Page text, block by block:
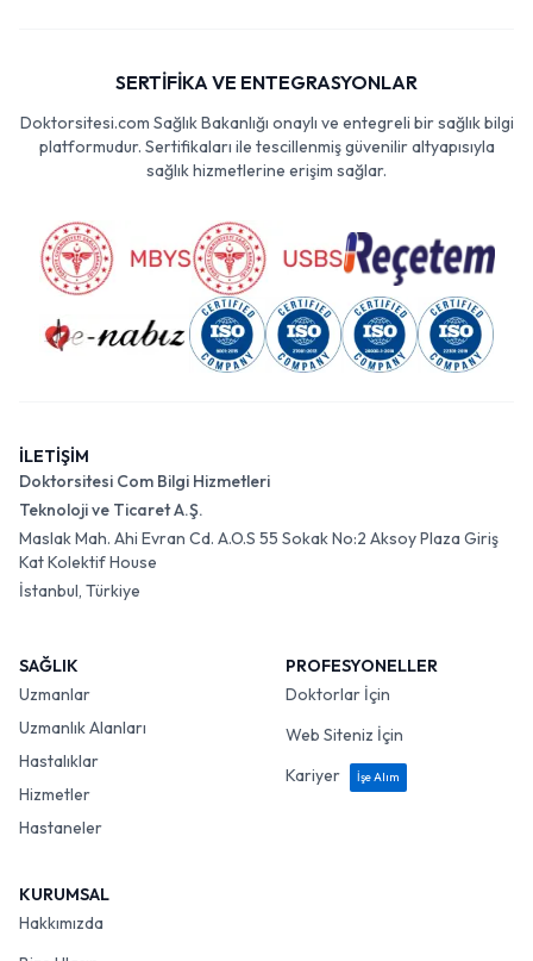
SERTİFİKA VE ENTEGRASYONLAR
Doktorsitesi.com Sağlık Bakanlığı onaylı ve entegreli bir sağlık bilgi
platformudur. Sertifikaları ile tescillenmiş güvenilir altyapısıyla
sağlık hizmetlerine erişim sağlar.
İLETİŞİM
Doktorsitesi Com Bilgi Hizmetleri
Teknoloji ve Ticaret A.Ş.
Maslak Mah. Ahi Evran Cd. A.O.S 55 Sokak No:2 Aksoy Plaza Giriş
Kat Kolektif House
İstanbul, Türkiye
SAĞLIK
Uzmanlar
Uzmanlık Alanları
Hastalıklar
Hizmetler
Hastaneler
PROFESYONELLER
Doktorlar İçin
Web Siteniz İçin
Kariyer
İşe Alım
KURUMSAL
Hakkımızda